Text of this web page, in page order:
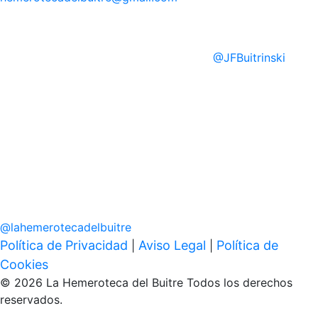
@JFBuitrinski
@lahemerotecadelbuitre
Política de Privacidad Aviso Legal
Política de
Cookies
© 2026 La Hemeroteca del Buitre Todos los derechos
reservados.